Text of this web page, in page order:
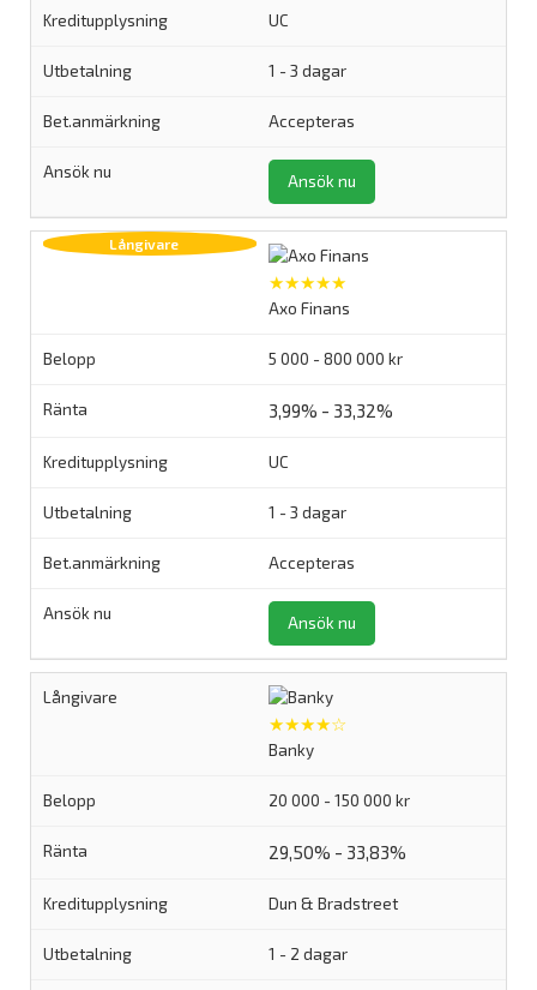
UC
1 - 3 dagar
Accepteras
Ansök nu
★★★★★
Axo Finans
5 000 - 800 000 kr
3,99% - 33,32%
UC
1 - 3 dagar
Accepteras
Ansök nu
★★★★☆
Banky
20 000 - 150 000 kr
29,50% - 33,83%
Dun & Bradstreet
1 - 2 dagar